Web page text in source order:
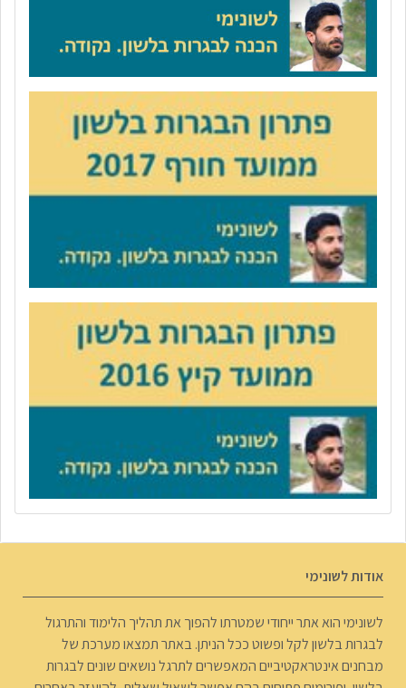
אודות לשונימי
לשונימי הוא אתר ייחודי שמטרתו להפוך את תהליך הלימוד והתרגול
לבגרות בלשון לקל ופשוט ככל הניתן. באתר תמצאו מערכת של
מבחנים אינטראקטיביים המאפשרים לתרגל נושאים שונים לבגרות